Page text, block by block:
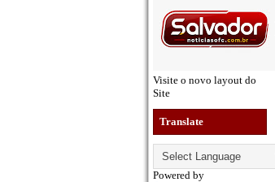
Visite o novo layout do
Site
Translate
Powered by